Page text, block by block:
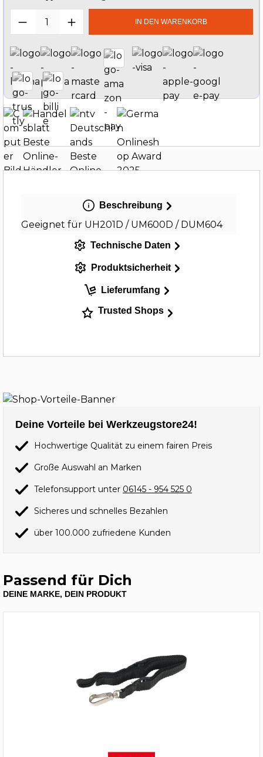
Produkt Anzahl: Gib denIN DEN WARENKORB
Beschreibung
Geeignet für UH201D / UM600D / DUM604
Technische Daten
Produktsicherheit
Lieferumfang
Trusted Shops
Deine Vorteile bei Werkzeugstore24!
Hochwertige Qualität zu einem fairen Preis
Große Auswahl an Marken
Telefonsupport unter 06145 - 954 525 0
Sicheres und schnelles Bezahlen
über 100.000 zufriedene Kunden
Passend für Dich
DEINE MARKE, DEIN PRODUKT